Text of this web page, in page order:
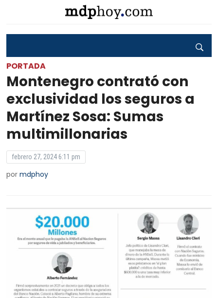
PORTADA
Montenegro contrató con
exclusividad los seguros a
Martínez Sosa: Sumas
multimillonarias
febrero 27, 2024 6:11 pm
pormdphoy